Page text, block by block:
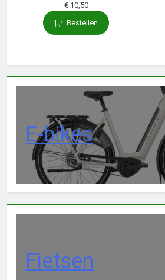
€10,50
Bestellen
E-bikes
Fietsen